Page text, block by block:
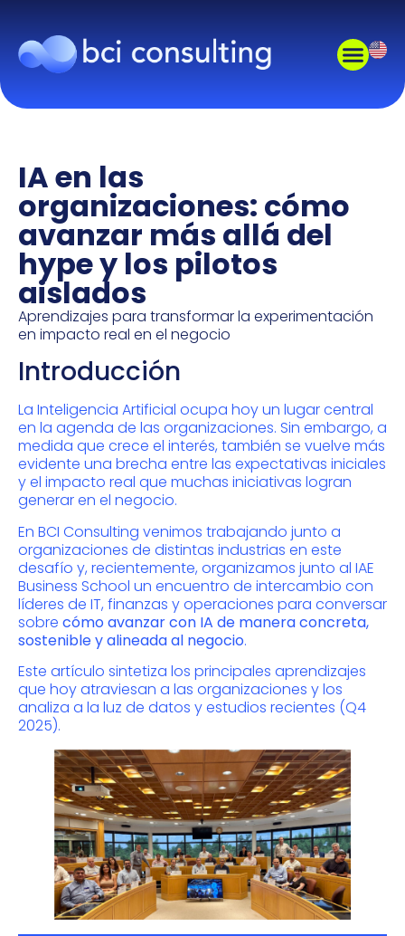
IA en las
organizaciones: cómo
avanzar más allá del
hype y los pilotos
aislados
Aprendizajes para transformar la experimentación
en impacto real en el negocio
Introducción
La Inteligencia Artificial ocupa hoy un lugar central
en la agenda de las organizaciones. Sin embargo, a
medida que crece el interés, también se vuelve más
evidente una brecha entre las expectativas iniciales
y el impacto real que muchas iniciativas logran
generar en el negocio.
En BCI Consulting venimos trabajando junto a
organizaciones de distintas industrias en este
desafío y, recientemente, organizamos junto al IAE
Business School un encuentro de intercambio con
líderes de IT, finanzas y operaciones para conversar
sobre cómo avanzar con IA de manera concreta,
sostenible y alineada al negocio.
Este artículo sintetiza los principales aprendizajes
que hoy atraviesan a las organizaciones y los
analiza a la luz de datos y estudios recientes (Q4
2025).